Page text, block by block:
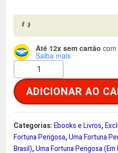
r
i
g
i
n
a
t
u
l
é
:
Até 12x sem cartão
Saiba mais
m
a
o
r
t
ADICIONAR AO
Categorias: Ebooks e Livros,
Fortuna Perigosa, Uma Fortuna
Brasil), Uma Fortuna Perigosa